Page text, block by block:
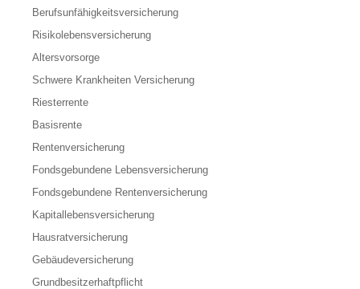
Berufs­unfähigkeitsversicherung
Risikolebensversicherung
Altersvorsorge
Schwere Krankheiten Versicherung
Riesterrente
Basisrente
Rentenversicherung
Fondsgebundene Lebensversicherung
Fondsgebundene Rentenversicherung
Kapitallebensversicherung
Hausratversicherung
Gebäudeversicherung
Grundbesitzerhaftpflicht